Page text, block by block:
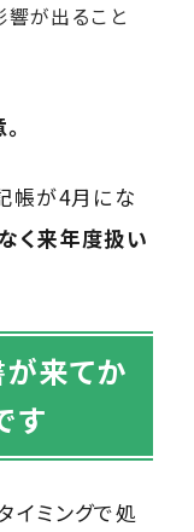
が出ること
帳が4月にな
く来年度扱い
が来てか
す
イミングで処